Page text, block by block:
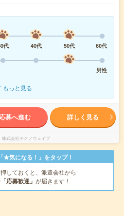
代 40代 50代
60代
男性
もっと見る
応募へ進む 詳しく見る
株式会社テクノウェイブ
★気になる！」をタップ！
しておくと、派遣会社から
「応募歓迎」 が届きます！